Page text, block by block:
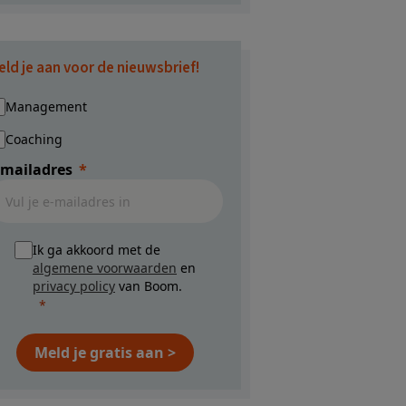
je aan voor de nieuwsbrief!
Management
Coaching
Ik ga akkoord met de
algemene voorwaarden en
privacy policy van Boom.
Meld je gratis aan >